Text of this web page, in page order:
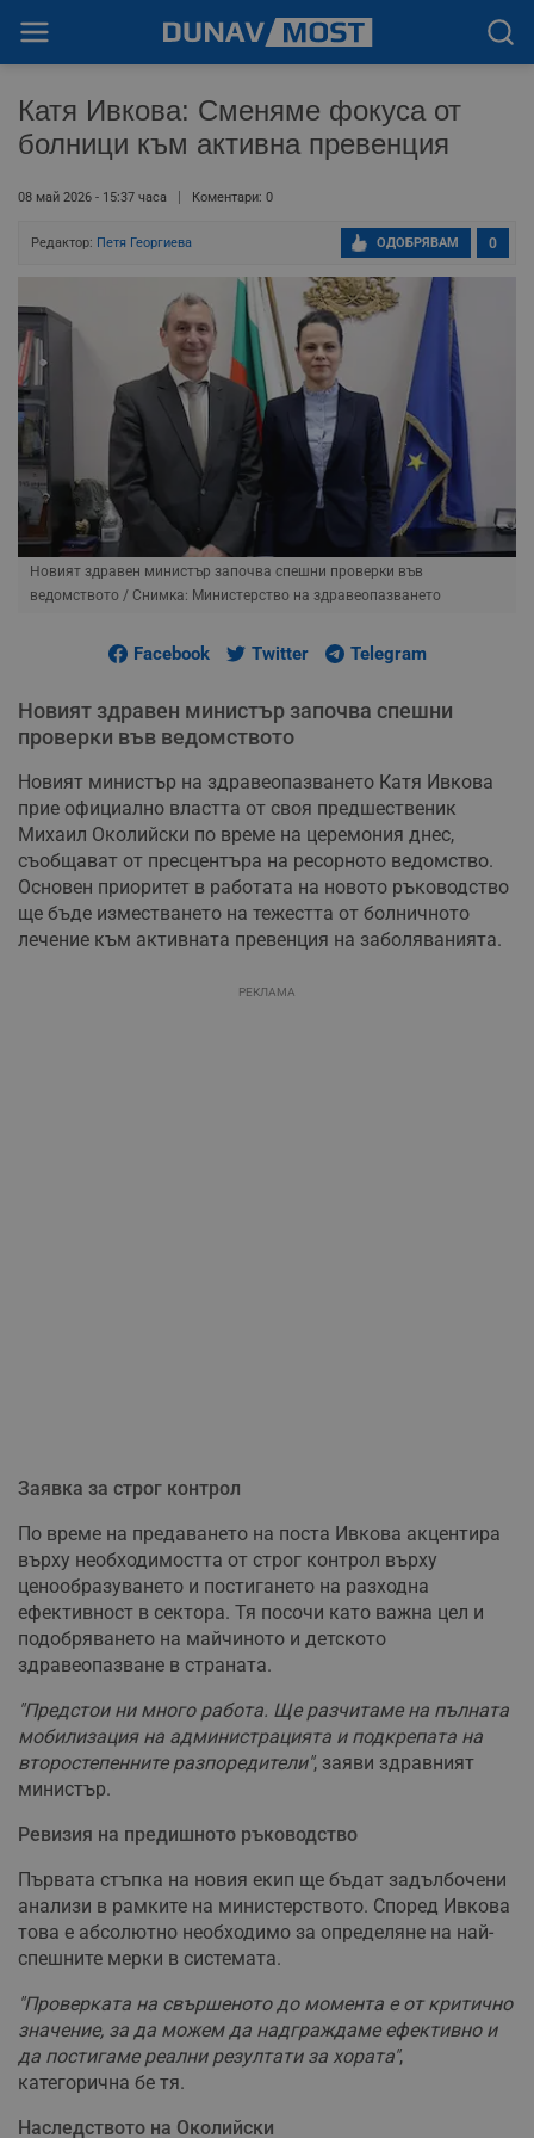
Катя Ивкова: Сменяме фокуса от
болници към активна превенция
08 май 2026 - 15:37 часа Коментари: 0
Редактор: Петя Георгиева 0
ОДОБРЯВАМ
Новият здравен министър започва спешни проверки във
ведомството / Снимка: Министерство на здравеопазването
Facebook Twitter Telegram
Новият здравен министър започва спешни
проверки във ведомството
Новият министър на здравеопазването Катя Ивкова
прие официално властта от своя предшественик
Михаил Околийски по време на церемония днес,
съобщават от пресцентъра на ресорното ведомство.
Основен приоритет в работата на новото ръководство
ще бъде изместването на тежестта от болничното
лечение към активната превенция на заболяванията.
РЕКЛАМА
Заявка за строг контрол
По време на предаването на поста Ивкова акцентира
върху необходимостта от строг контрол върху
ценообразуването и постигането на разходна
ефективност в сектора. Тя посочи като важна цел и
подобряването на майчиното и детското
здравеопазване в страната.
"Предстои ни много работа. Ще разчитаме на пълната
мобилизация на администрацията и подкрепата на
второстепенните разпоредители", заяви здравният
министър.
Ревизия на предишното ръководство
Първата стъпка на новия екип ще бъдат задълбочени
анализи в рамките на министерството. Според Ивкова
това е абсолютно необходимо за определяне на най-
спешните мерки в системата.
"Проверката на свършеното до момента е от критично
значение, за да можем да надграждаме ефективно и
да постигаме реални резултати за хората",
категорична бе тя.
Наследството на Околийски